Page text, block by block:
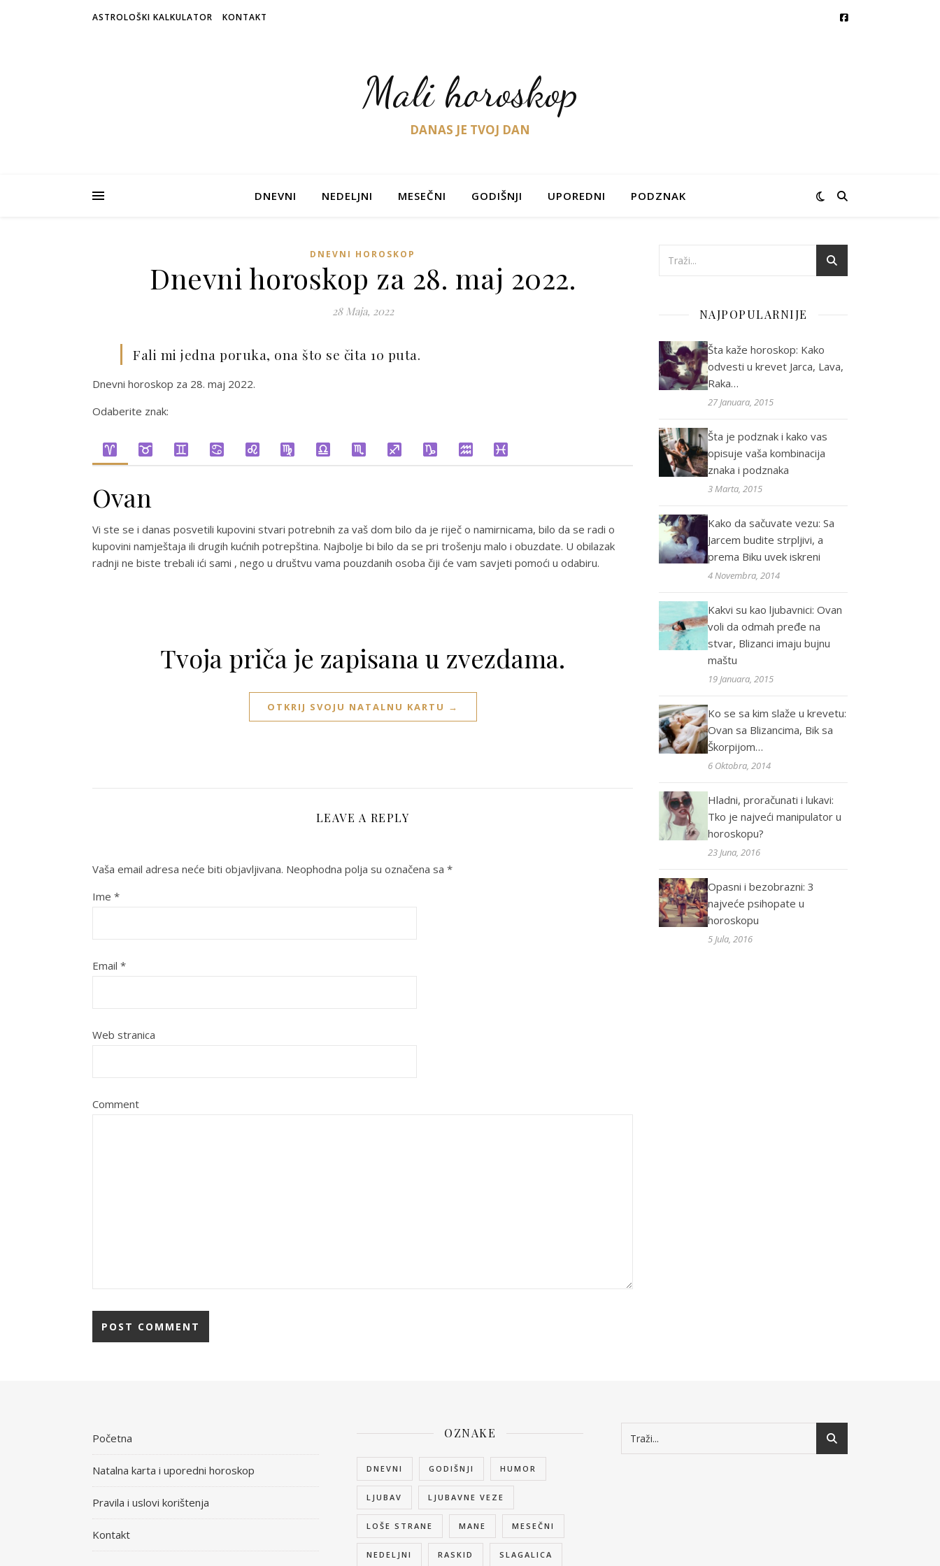
ASTROLOŠKI KALKULATOR KONTAKT
Mali horoskop
DANAS JE TVOJ DAN
DNEVNI NEDELJNI MESEČNI GODIŠNJI UPOREDNI PODZNAK
DNEVNI HOROSKOP
Dnevni horoskop za 28. maj 2022.
28 Maja, 2022
Fali mi jedna poruka, ona što se čita 10 puta.
Dnevni horoskop za 28. maj 2022.
Odaberite znak:
Ovan
Vi ste se i danas posvetili kupovini stvari potrebnih za vaš dom bilo da je riječ o namirnicama, bilo da se radi o
kupovini namještaja ili drugih kućnih potrepština. Najbolje bi bilo da se pri trošenju malo i obuzdate. U obilazak
radnji ne biste trebali ići sami , nego u društvu vama pouzdanih osoba čiji će vam savjeti pomoći u odabiru.
Tvoja priča je zapisana u zvezdama.
OTKRIJ SVOJU NATALNU KARTU →
LEAVE A REPLY
Vaša email adresa neće biti objavljivana. Neophodna polja su označena sa *
Ime *
Email *
Web stranica
Comment
NAJPOPULARNIJE
Šta kaže horoskop: Kako
odvesti u krevet Jarca, Lava,
Raka…
27 Januara, 2015
Šta je podznak i kako vas
opisuje vaša kombinacija
znaka i podznaka
3 Marta, 2015
Kako da sačuvate vezu: Sa
Jarcem budite strpljivi, a
prema Biku uvek iskreni
4 Novembra, 2014
Kakvi su kao ljubavnici: Ovan
voli da odmah pređe na
stvar, Blizanci imaju bujnu
maštu
19 Januara, 2015
Ko se sa kim slaže u krevetu:
Ovan sa Blizancima, Bik sa
Škorpijom…
6 Oktobra, 2014
Hladni, proračunati i lukavi:
Tko je najveći manipulator u
horoskopu?
23 Juna, 2016
Opasni i bezobrazni: 3
najveće psihopate u
horoskopu
5 Jula, 2016
Početna
Natalna karta i uporedni horoskop
Pravila i uslovi korištenja
Kontakt
OZNAKE
DNEVNI GODIŠNJI HUMOR
LJUBAV LJUBAVNE VEZE
LOŠE STRANE MANE MESEČNI
NEDELJNI RASKID SLAGALICA